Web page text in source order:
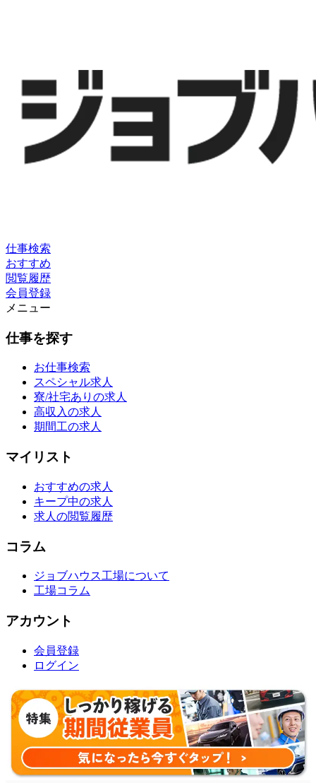
仕事検索
おすすめ
閲覧履歴
会員登録
メニュー
仕事を探す
お仕事検索
スペシャル求人
寮/社宅ありの求人
高収入の求人
期間工の求人
マイリスト
おすすめの求人
キープ中の求人
求人の閲覧履歴
コラム
ジョブハウス工場について
工場コラム
アカウント
会員登録
ログイン